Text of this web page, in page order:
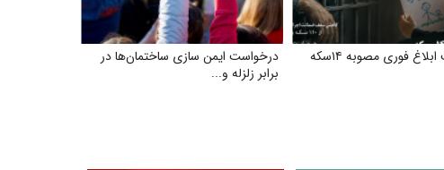
درخواست ابلاغ فوری مصوبه ۱۴سکه
درخواست ایمن‌ سازی ساختمان‌ها در
برابر زلزله و...